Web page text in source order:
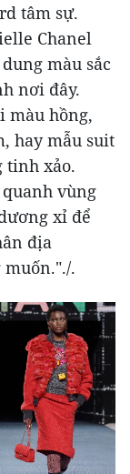
tâm sự.
Chanel
màu sắc
nơi đây.
màu hồng,
hay mẫu suit
tinh xảo.
vùng
xỉ để
địa
.